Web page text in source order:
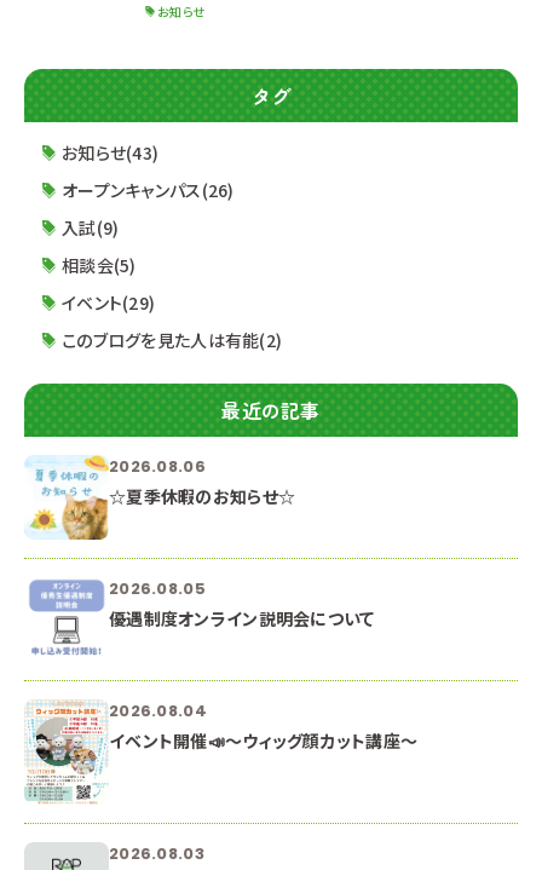
↓↓ 紹介記事はこちらをクリック ↓↓ テレビ静岡
さまWEBサイト
お知らせ
タグ
お知らせ(43)
オープンキャンパス(26)
入試(9)
相談会(5)
イベント(29)
このブログを見た人は有能(2)
最近の記事
2026.08.06
☆夏季休暇のお知らせ☆
2026.08.05
優遇制度オンライン説明会について
2026.08.04
イベント開催📣～ウィッグ顔カット講座～
2026.08.03